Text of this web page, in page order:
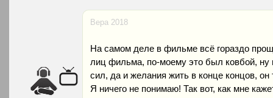
Вера 2018
На самом деле в фильме всё гораздо
лиц фильма, по-моему это был ковбой, ну
сил, да и желания жить в конце концов,
Я ничего не понимаю! Так вот, как мне